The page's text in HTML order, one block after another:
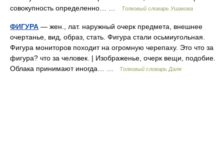
совокупность определенно… …
Толковый словарь Ушакова
ФИГУРА — жен., лат. наружный очерк предмета, внешнее
очертанье, вид, образ, стать. Фигура стали осьмиугольная.
Фигура мониторов походит на огромную черепаху. Это что за
фигура? что за человек. | Изображенье, очерк вещи, подобие.
Облака принимают иногда… …
Толковый словарь Даля